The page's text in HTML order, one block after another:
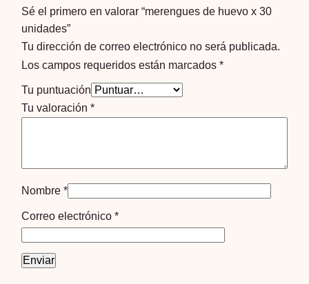
Sé el primero en valorar “merengues de huevo x 30
unidades”
Tu dirección de correo electrónico no será publicada.
Los campos requeridos están marcados*
Tu puntuación
Tu valoración*
Nombre*
Correo electrónico*